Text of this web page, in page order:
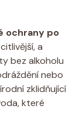
ochrany po‍
a
bez‍ alkoholu
nebo
zklidňující
které